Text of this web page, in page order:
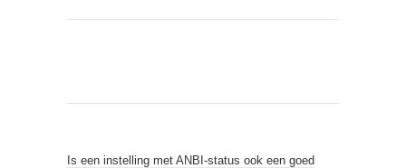
Is een instelling met ANBI-status ook een goed